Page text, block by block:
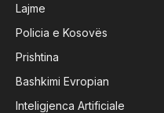
Lajme
Policia e Kosovës
Prishtina
Bashkimi Evropian
Inteligjenca Artificiale